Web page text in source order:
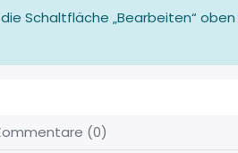
Schaltfläche „Bearbeiten“
(0)